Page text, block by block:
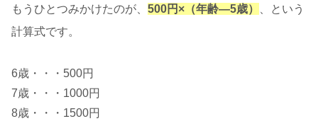
もうひとつみかけたのが、 500円×（年齢―5歳）
、という
計算式です。
6歳・・・500円
7歳・・・1000円
8歳・・・1500円